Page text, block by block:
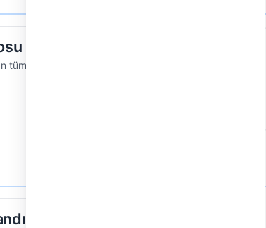
tüm tesisat kollarını dağıtan, sigortaların bulunduğu